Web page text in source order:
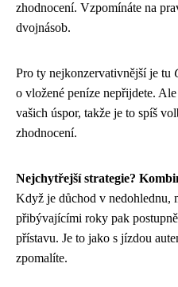
zhodnocení. Vzpomínáte na
dvojnásob.
Pro ty nejkonzervativnější je tu
o vložené peníze nepřijdete.
vašich úspor, takže je to spíš
zhodnocení.
Nejchytřejší strategie?
Když je důchod v nedohlednu,
přibývajícími roky pak
přístavu. Je to jako s jízdou
zpomalíte.